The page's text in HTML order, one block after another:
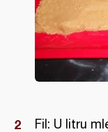
Fil: U litru